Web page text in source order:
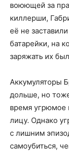
воюющей за
киллерши,
её не
батарейки, на
заряжать их
Аккумуляторы
дольше, но
время
лицу. Однако
с лишним
самоубиться,